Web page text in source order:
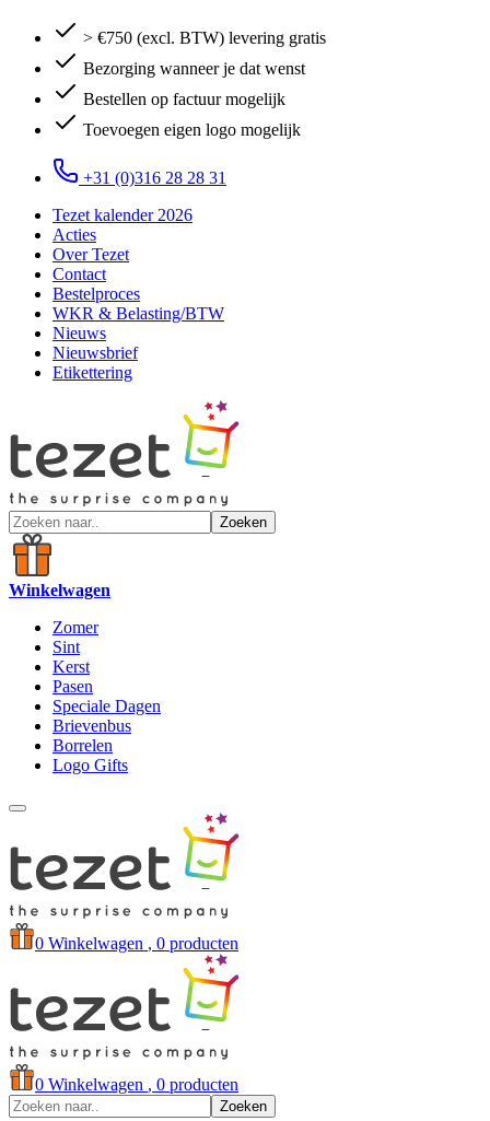
> €750 (excl. BTW) levering gratis
Bezorging wanneer je dat wenst
Bestellen op factuur mogelijk
Toevoegen eigen logo mogelijk
+31 (0)316 28 28 31
Tezet kalender 2026
Acties
Over Tezet
Contact
Bestelproces
WKR & Belasting/BTW
Nieuws
Nieuwsbrief
Etikettering
Zoeken
Winkelwagen
Zomer
Sint
Kerst
Pasen
Speciale Dagen
Brievenbus
Borrelen
Logo Gifts
0 Winkelwagen , 0 producten
0 Winkelwagen , 0 producten
Zoeken